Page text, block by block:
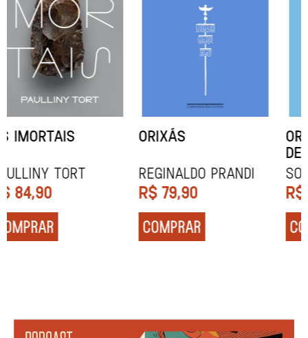
ORIXÁS
REGINALDO PRANDI
R$ 79,90
COMPRAR
ORAÇÃO PARA
Socorro Acioli
R$ 74,90
COMPRAR